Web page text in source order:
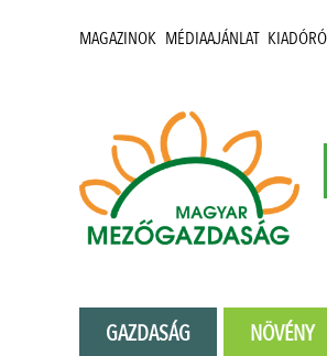
MAGAZINOK MÉDIAAJÁNLAT
GAZDASÁG NÖVÉNY